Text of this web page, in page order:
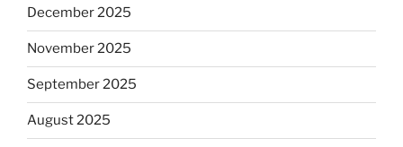
December 2025
November 2025
September 2025
August 2025